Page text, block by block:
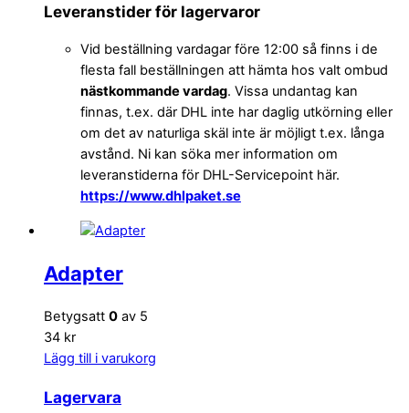
Leveranstider för lagervaror
Vid beställning vardagar före 12:00 så finns i de
flesta fall beställningen att hämta hos valt ombud
nästkommande vardag. Vissa undantag kan
finnas, t.ex. där DHL inte har daglig utkörning eller
om det av naturliga skäl inte är möjligt t.ex. långa
avstånd. Ni kan söka mer information om
leveranstiderna för DHL-Servicepoint här.
https://www.dhlpaket.se
Adapter
Betygsatt 0 av 5
34 kr
Lägg till i varukorg
Lagervara